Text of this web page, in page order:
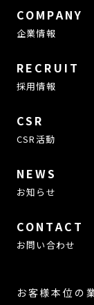
COMPANY
企業情報
RECRUIT
採用情報
CSR
CSR活動
NEWS
お知らせ
CONTACT
お問い合わせ
お客様本位の